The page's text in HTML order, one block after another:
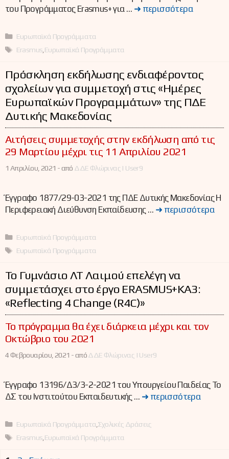
του Προγράμματος Erasmus+ για … ➜ περισσότερα
Κατηγορίες
Ευρωπαϊκά Προγράμματα
Ετικέτες
Erasmus Ευρωπαϊκά Προγράμματα
Πρόσκληση εκδήλωσης ενδιαφέροντος
σχολείων για συμμετοχή στις «Ημέρες
Ευρωπαϊκών Προγραμμάτων» της ΠΔΕ
Δυτικής Μακεδονίας
Αιτήσεις συμμετοχής στην εκδήλωση από τις
29 Μαρτίου μέχρι τις 11 Απριλίου 2021
1 Απριλίου, 2021 -από ΔΔΕ Φλώρινας | User9
Έγγραφο 1877/29-03-2021 της ΠΔΕ Δυτικής Μακεδονίας Η
Περιφερειακή Διεύθυνση Εκπαίδευσης … ➜ περισσότερα
Κατηγορίες
Ευρωπαϊκά Προγράμματα
Ετικέτες
Ευρωπαϊκά Προγράμματα
Το Γυμνάσιο ΛΤ Λαιμού επελέγη να
συμμετάσχει στο έργο ERASMUS+KA3:
«Reflecting 4 Change (R4C)»
Το πρόγραμμα θα έχει διάρκεια μέχρι και τον
Οκτώβριο του 2021
4 Φεβρουαρίου, 2021 -απόΔΔΕ Φλώρινας | User9
Έγγραφο 13196/Δ3/3-2-2021 του Υπουργείου Παιδείας Το
ΔΣ του Ινστιτούτου Εκπαιδευτικής … ➜ περισσότερα
Κατηγορίες
Ευρωπαϊκά Προγράμματα Σχολικές Δράσεις
Ετικέτες
Erasmus Ευρωπαϊκά Προγράμματα